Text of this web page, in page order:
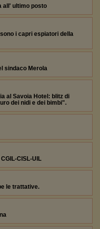
all' ultimo posto
i capri espiatori della
sindaco Merola
al Savoia Hotel: blitz di
dei nidi e dei bimbi".
CISL-UIL
le trattative.